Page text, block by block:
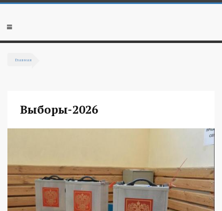
Перейти к основному содержанию
Мобильное
Главная
Выборы-2026